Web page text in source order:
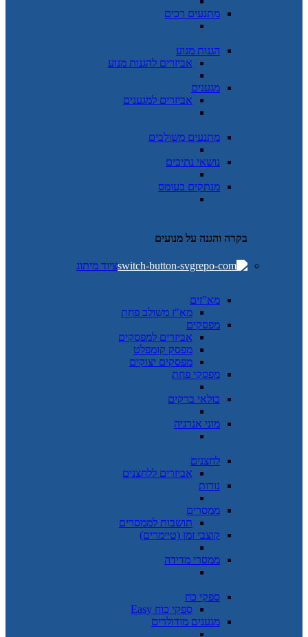
מתנעים רכים
הגנות מנוע
אביזרים להגנות מנוע
מגענים
אביזרים למגענים
מתנעים משולבים
נושאי נתיכים
מנתקים בעומס
בקרה והגנה על מנועים
ציוד מיתוג
מא"זים
מא"ז משולב פחת
מפסקים
אביזרים למפסקים
מפסק קומפלט
מפסקים יצוקים
מפסקי פחת
כולאי ברקים
מוני אנרגיה
לחצנים
אביזרים ללחצנים
נורות
ממסרים
תושבות לממסרים
קוצבי זמן (טיימרים)
ממסרי מדידה
ספקי כח
ספקי כוח Easy
מגענים מודולרים